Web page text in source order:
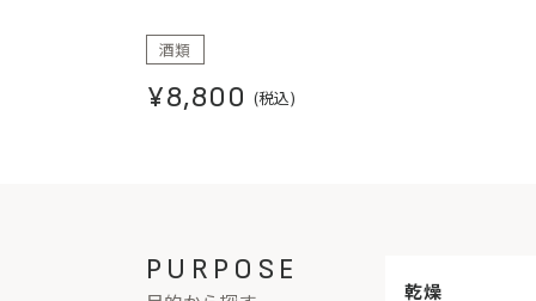
酒類
¥8,800 (税込)
PURPOSE
乾燥